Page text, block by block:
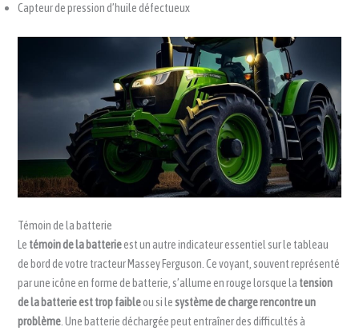
Capteur de pression d’huile défectueux
Témoin de la batterie
Le témoin de la batterieest un autre indicateur essentiel sur le tableau
de bord de votre tracteur Massey Ferguson. Ce voyant, souvent représenté
par une icône en forme de batterie, s’allume en rouge lorsque la tension
de la batterie est trop faibleou si lesystème de charge rencontre un
problème. Une batterie déchargée peut entraîner des difficultés à